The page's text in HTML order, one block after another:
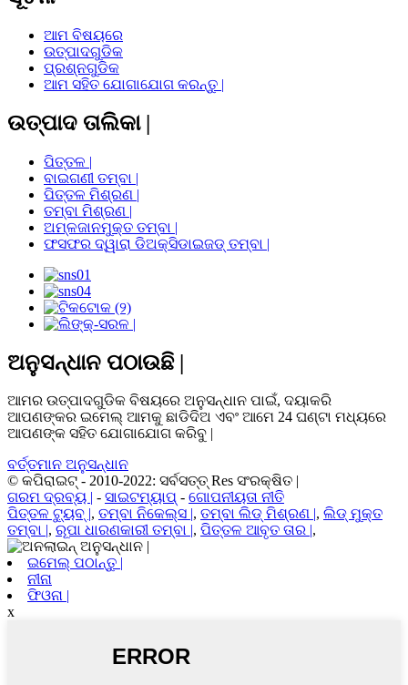
ଆମ ବିଷୟରେ
ଉତ୍ପାଦଗୁଡିକ
ପ୍ରଶ୍ନଗୁଡିକ
ଆମ ସହିତ ଯୋଗାଯୋଗ କରନ୍ତୁ |
ଉତ୍ପାଦ ତାଲିକା |
ପିତ୍ତଳ |
ବାଇଗଣୀ ତମ୍ବା |
ପିତ୍ତଳ ମିଶ୍ରଣ |
ତମ୍ବା ମିଶ୍ରଣ |
ଅମ୍ଳଜାନମୁକ୍ତ ତମ୍ବା |
ଫସଫର ଦ୍ୱାରା ଡିଅକ୍ସିଡାଇଜଡ୍ ତମ୍ବା |
ଅନୁସନ୍ଧାନ ପଠାଉଛି |
ଆମର ଉତ୍ପାଦଗୁଡିକ ବିଷୟରେ ଅନୁସନ୍ଧାନ ପାଇଁ, ଦୟାକରି
ଆପଣଙ୍କର ଇମେଲ୍ ଆମକୁ ଛାଡିଦିଅ ଏବଂ ଆମେ 24 ଘଣ୍ଟା ମଧ୍ୟରେ
ଆପଣଙ୍କ ସହିତ ଯୋଗାଯୋଗ କରିବୁ |
ବର୍ତ୍ତମାନ ଅନୁସନ୍ଧାନ
© କପିରାଇଟ୍ - 2010-2022: ସର୍ବସତ୍ତ୍ Res ସଂରକ୍ଷିତ |
ଗରମ ଦ୍ରବ୍ୟ | - ସାଇଟମ୍ୟାପ୍ - ଗୋପନୀୟତା ନୀତି
ପିତ୍ତଳ ଟ୍ୟୁବ୍ |, ତମ୍ବା ନିକେଲ୍ସ |, ତମ୍ବା ଲିଡ୍ ମିଶ୍ରଣ |, ଲିଡ୍ ମୁକ୍ତ
ତମ୍ବା |, ରୂପା ଧାରଣକାରୀ ତମ୍ବା |, ପିତ୍ତଳ ଆବୃତ ତାର |,
ଇମେଲ୍ ପଠାନ୍ତୁ |
ନୀନା
ଫିଓନା |
x